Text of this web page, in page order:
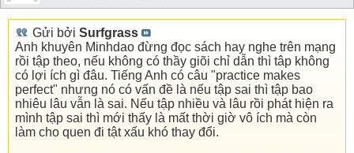
Gửi bởi Surfgrass
Anh khuyên Minhdao đừng đọc sách hay nghe trên mạng
rồi tập theo, nếu không có thầy giõi chỉ dẫn thì tâp không
có lợi ích gì đâu. Tiếng Anh có câu "practice makes
perfect" nhưng nó có vấn đề là nếu tập sai thì tập bao
nhiêu lâu vẫn là sai. Nếu tập nhiều và lâu rồi phát hiện ra
mình tập sai thì mới thấy là mất thời giờ vô ích mà còn
làm cho quen đi tật xấu khó thay đổi.